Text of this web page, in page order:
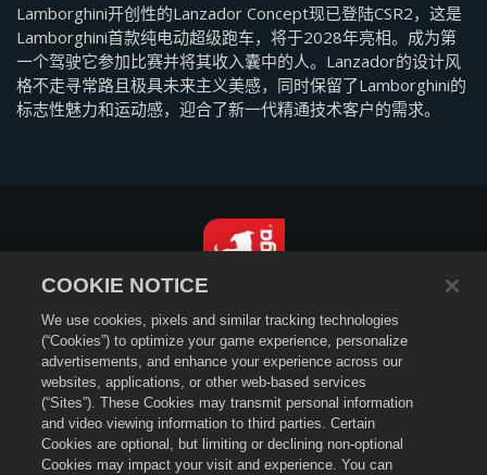
Lamborghini开创性的Lanzador Concept现已登陆CSR2，这是
Lamborghini首款纯电动超级跑车，将于2028年亮相。成为第
一个驾驶它参加比赛并将其收入囊中的人。Lanzador的设计风
格不走寻常路且极具未来主义美感，同时保留了Lamborghini的
标志性魅力和运动感，迎合了新一代精通技术客户的需求。
隐私政策
服务条款
退款政策
不得出售或分享我的个人信息
Cookie政策
简体中文
COOKIE NOTICE
We use cookies, pixels and similar tracking technologies
(“Cookies”) to optimize your game experience, personalize
advertisements, and enhance your experience across our
websites, applications, or other web-based services
(“Sites”). These Cookies may transmit personal information
and video viewing information to third parties. Certain
Cookies are optional, but limiting or declining non-optional
Cookies may impact your visit and experience. You can